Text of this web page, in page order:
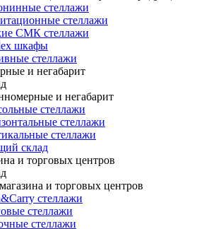
стеллажи
стеллажи
СМК стеллажи
шкафы
стеллажи
и негабарит
и негабарит
стеллажи
стеллажи
стеллажи
склад
и торговых центров
и торговых центров
стеллажи
стеллажи
стеллажи